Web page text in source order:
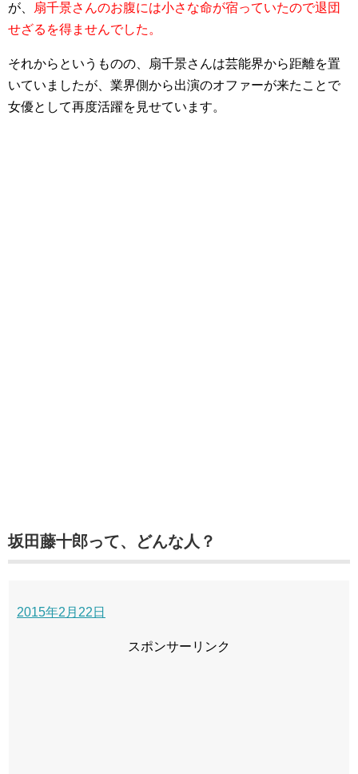
が、
扇千景さんのお腹には小さな命が宿っていたので退団
せざるを得ませんでした。
それからというものの、扇千景さんは芸能界から距離を置
いていましたが、業界側から出演のオファーが来たことで
女優として再度活躍を見せています。
坂田藤十郎って、どんな人？
2015年2月22日
スポンサーリンク